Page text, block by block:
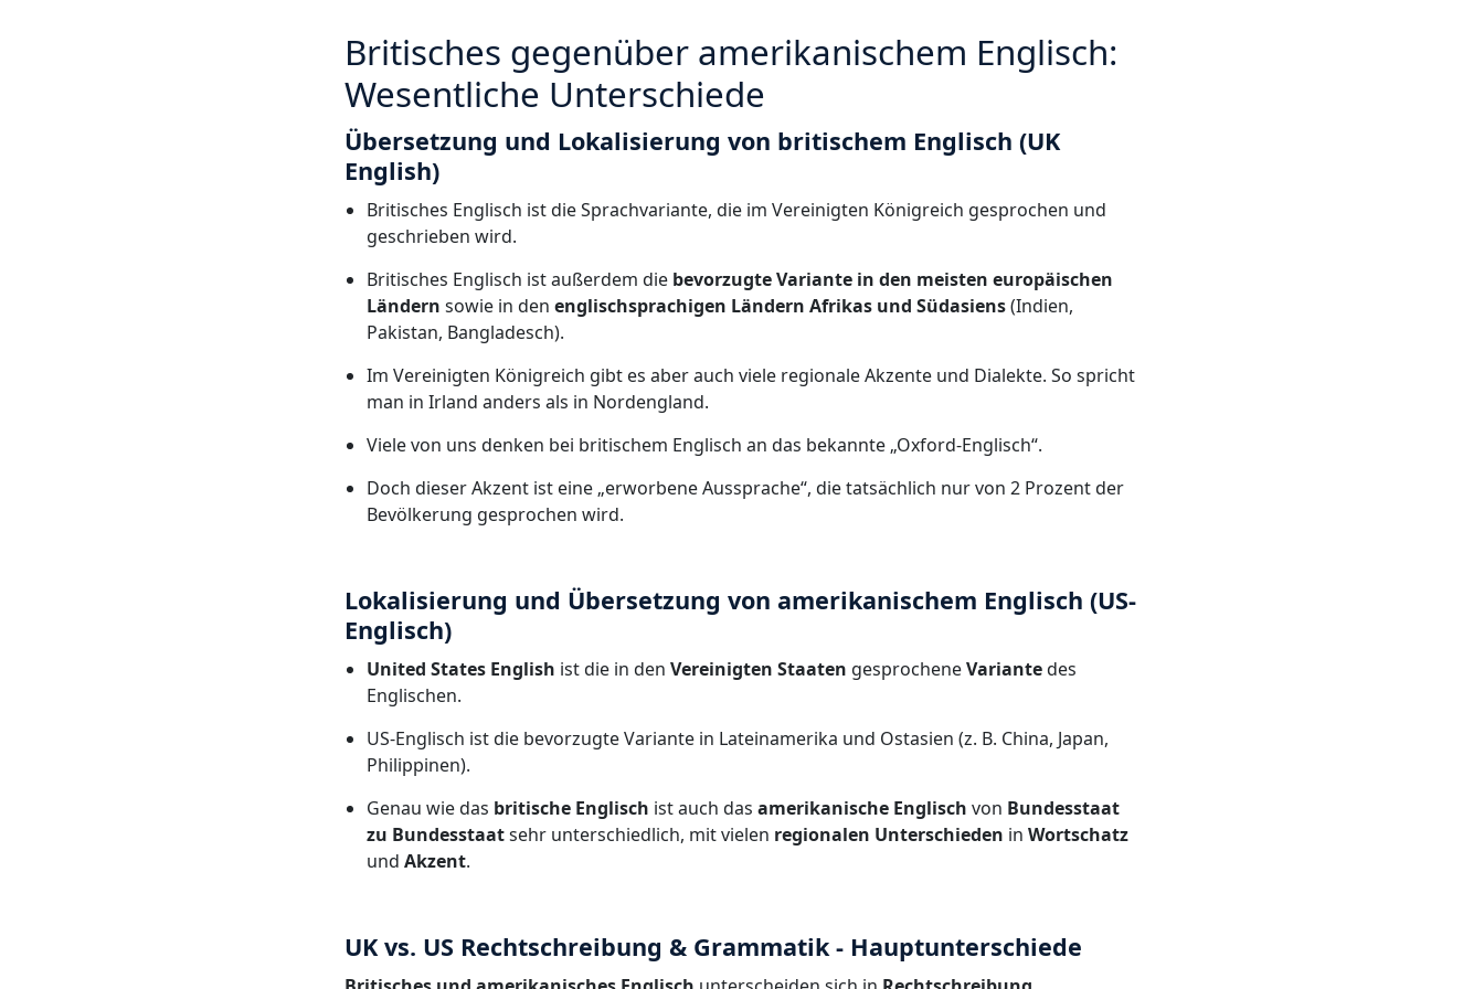
Britisches gegenüber amerikanischem Englisch:
Wesentliche Unterschiede
Übersetzung und Lokalisierung von britischem Englisch (UK
English)
Britisches Englisch ist die Sprachvariante, die im Vereinigten Königreich gesprochen und
geschrieben wird.
Britisches Englisch ist außerdem die bevorzugte Variante in den meisten europäischen
Ländern sowie in den englischsprachigen Ländern Afrikas und Südasiens(Indien,
Pakistan, Bangladesch).
Im Vereinigten Königreich gibt es aber auch viele regionale Akzente und Dialekte. So spricht
man in Irland anders als in Nordengland.
Viele von uns denken bei britischem Englisch an das bekannte „Oxford-Englisch“.
Doch dieser Akzent ist eine „erworbene Aussprache“, die tatsächlich nur von 2 Prozent der
Bevölkerung gesprochen wird.
Lokalisierung und Übersetzung von amerikanischem Englisch (US-
Englisch)
United States English ist die in den Vereinigten Staaten gesprocheneVariantedes
Englischen.
US-Englisch ist die bevorzugte Variante in Lateinamerika und Ostasien (z. B. China, Japan,
Philippinen).
Genau wie das britische Englisch ist auch das amerikanische Englisch von Bundesstaat
zu Bundesstaatsehr unterschiedlich, mit vielen regionalen Unterschieden in Wortschatz
und Akzent.
UK vs. US Rechtschreibung & Grammatik - Hauptunterschiede